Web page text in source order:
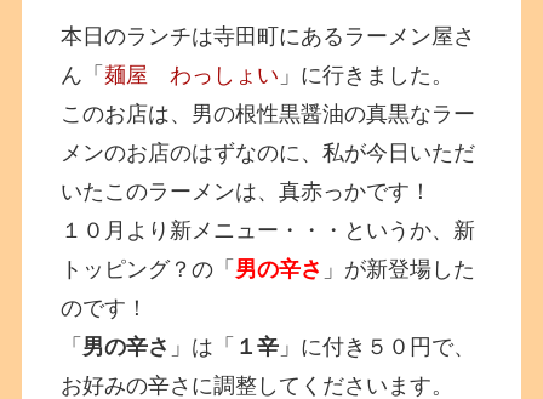
本日のランチは寺田町にあるラーメン屋さ
ん「麺屋 わっしょい 」に行きました。
このお店は、男の根性黒醤油の真黒なラー
メンのお店のはずなのに、私が今日いただ
いたこのラーメンは、真赤っかです！
１０月より新メニュー・・・というか、新
トッピング？の「 男の辛さ 」が新登場した
のです！
「 男の辛さ 」は「 １辛 」に付き５０円で、
お好みの辛さに調整してくださいます。